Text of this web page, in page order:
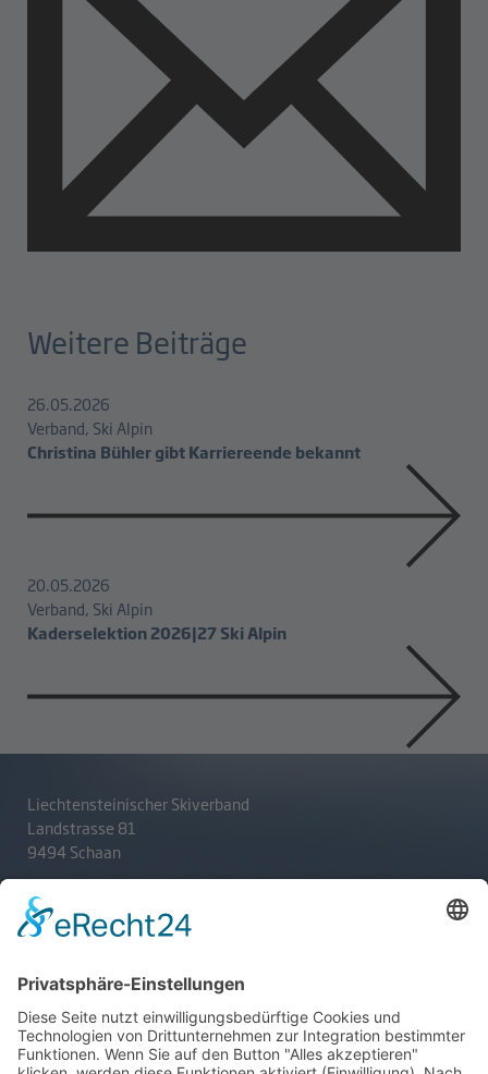
Weitere Beiträge
26.05.2026
Verband, Ski Alpin
Christina Bühler gibt Karriereende bekannt
20.05.2026
Verband, Ski Alpin
Kaderselektion 2026|27 Ski Alpin
Liechtensteinischer Skiverband
Landstrasse 81
9494 Schaan
T+423 233 36 30
admin@lsv.li
Ski Alpin
Ski Nordisch
Winter-Highlights
Selektionsrichtlinien
Kontakt